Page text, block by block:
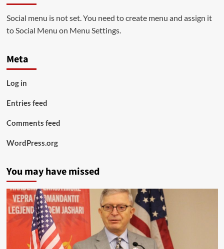
Social menu is not set. You need to create menu and assign it
to Social Menu on Menu Settings.
Meta
Log in
Entries feed
Comments feed
WordPress.org
You may have missed